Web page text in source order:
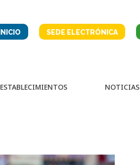
INICIO SEDE ELECTRÓNICA
ESTABLECIMIENTOS NOTICIAS